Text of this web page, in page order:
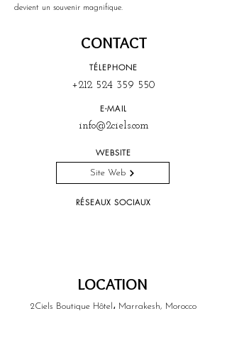
devient un souvenir magnifique.
TÉLEPHONE
+212 524 359 550
E-MAIL
info@2ciels.com
WEBSITE
Site Web
RÉSEAUX SOCIAUX
CONTACT
LOCATION
2Ciels Boutique Hôtel، Marrakesh, Morocco